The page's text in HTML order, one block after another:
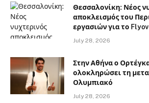
Θεσσαλονίκη: Νέος
αποκλεισμός του
εργασιών για το
July 28, 2026
Στην Αθήνα ο
ολοκληρώσει τη
Ολυμπιακό
July 28, 2026